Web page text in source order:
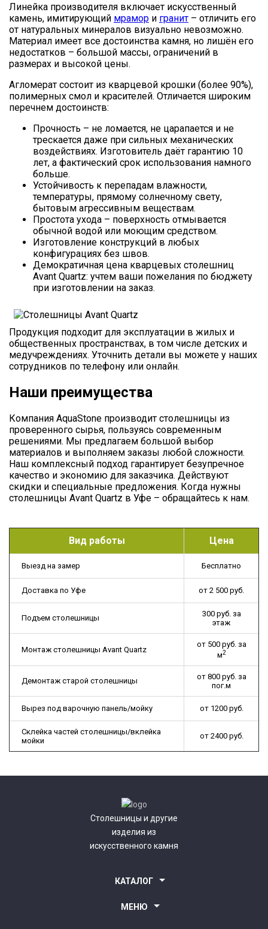
Линейка производителя включает искусственный
камень, имитирующий мрамор и гранит – отличить его
от натуральных минералов визуально невозможно.
Материал имеет все достоинства камня, но лишён его
недостатков – большой массы, ограничений в
размерах и высокой цены.
Агломерат состоит из кварцевой крошки (более 90%),
полимерных смол и красителей. Отличается широким
перечнем достоинств:
Прочность – не ломается, не царапается и не
трескается даже при сильных механических
воздействиях. Изготовитель даёт гарантию 10
лет, а фактический срок использования намного
больше.
Устойчивость к перепадам влажности,
температуры, прямому солнечному свету,
бытовым агрессивным веществам.
Простота ухода – поверхность отмывается
обычной водой или моющим средством.
Изготовление конструкций в любых
конфигурациях без швов.
Демократичная цена кварцевых столешниц
Avant Quartz: учтем ваши пожелания по бюджету
при изготовлении на заказ.
Продукция подходит для эксплуатации в жилых и
общественных пространствах, в том числе детских и
медучреждениях. Уточнить детали вы можете у наших
сотрудников по телефону или онлайн.
Наши преимущества
Компания AquaStone производит столешницы из
проверенного сырья, пользуясь современным
решениями. Мы предлагаем большой выбор
материалов и выполняем заказы любой сложности.
Наш комплексный подход гарантирует безупречное
качество и экономию для заказчика. Действуют
скидки и специальные предложения. Когда нужны
столешницы Avant Quartz в Уфе – обращайтесь к нам.
Вид работы Цена
Выезд на замер Бесплатно
Доставка по Уфе от 2 500 руб.
Подъем столешницы
300 руб. за
этаж
Монтаж столешницы Avant Quartz
от 500 руб. за
м2
Демонтаж старой столешницы
от 800 руб. за
пог.м
Вырез под варочную панель/мойку от 1200 руб.
Склейка частей столешницы/вклейка
мойки
от 2400 руб.
Столешницы и другие
изделия из
искусственного камня
КАТАЛОГ
Столешницы для ванной комнаты
МЕНЮ